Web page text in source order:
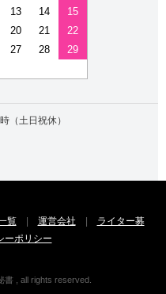
13 14
15
20 21
22
27 28
29
（土日祝休）
覧| 運営会社 |
ライター募
ーポリシー
, all rights reserved.